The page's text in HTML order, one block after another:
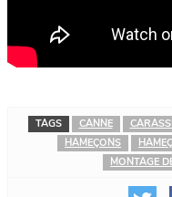
TAGS CANNE
HAMEÇONS
MONTAGE